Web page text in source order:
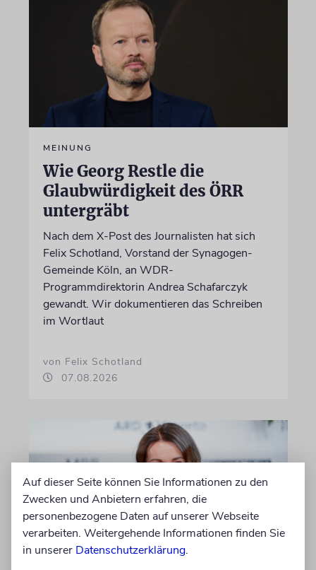
MEINUNG
Wie Georg Restle die
Glaubwürdigkeit des ÖRR
untergräbt
Nach dem X-Post des Journalisten hat sich
Felix Schotland, Vorstand der Synagogen-
Gemeinde Köln, an WDR-
Programmdirektorin Andrea Schafarczyk
gewandt. Wir dokumentieren das Schreiben
im Wortlaut
von Felix Schotland
07.08.2026
Auf dieser Seite können Sie Informationen zu den
Zwecken und Anbietern erfahren, die
personenbezogene Daten auf unserer Webseite
verarbeiten. Weitergehende Informationen finden Sie
in unserer Datenschutzerklärung.